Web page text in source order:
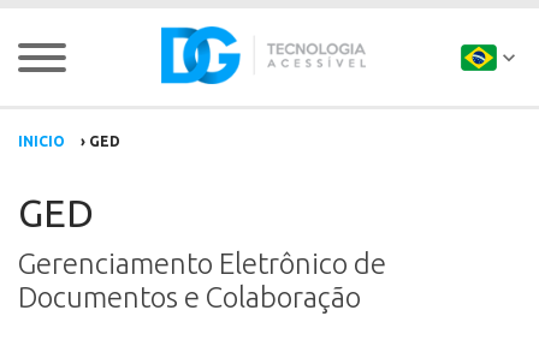
INICIO › GED
GED
Gerenciamento Eletrônico de
Documentos e Colaboração